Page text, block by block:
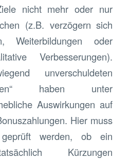
nicht mehr oder nur
(z.B. verzögern sich
Weiterbildungen oder
Verbesserungen).
unverschuldeten
haben unter
Auswirkungen auf
Hier muss
werden, ob ein
Kürzungen